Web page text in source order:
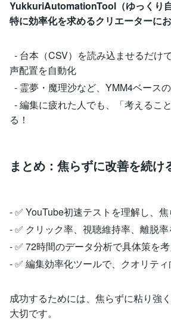
YukkuriAutomationTool（ゆっくり自
特に効率化を求めるクリエーターにお
- 台本（CSV）を読み込ませるだけ
声配置を自動化
- 霊夢・魔理沙など、YMM4ベース
- 編集に疲れた人でも、「考えるこ
る！
まとめ：焦らずに改善を続け
- ✅ YouTube初速テストを理解し、
- ✅ クリック率、視聴維持率、離脱
- ✅ 72時間のデータ分析で具体策を
- ✅ 編集効率化ツールで、クオリテ
成功するためには、焦らずに粘り強
大切です。